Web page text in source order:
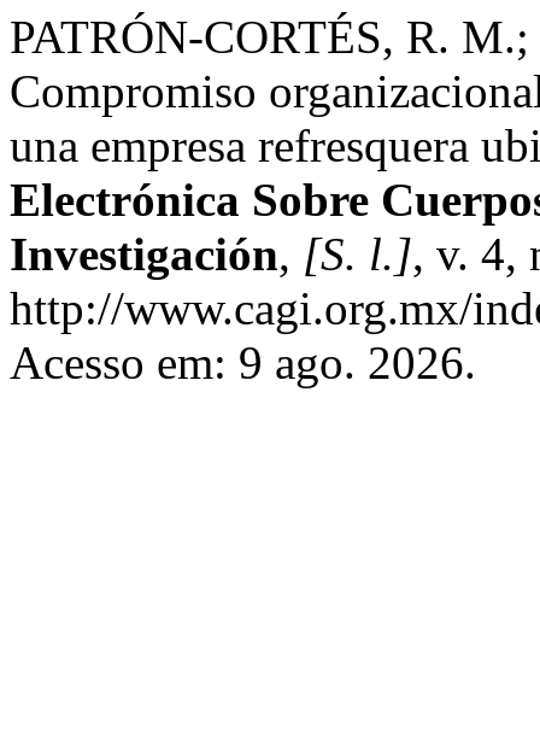
PATRÓN-CORTÉS, R.
Compromiso
una empresa refresquera
Electrónica Sobre
Investigación, [S. l.], v. 4,
http://www.cagi.org.mx/
Acesso em: 9 ago. 2026.